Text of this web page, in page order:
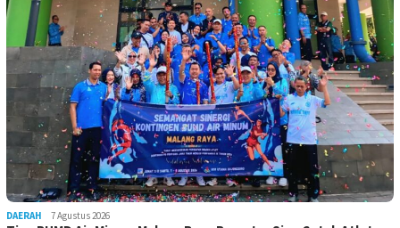
DAERAH 7 Agustus 2026